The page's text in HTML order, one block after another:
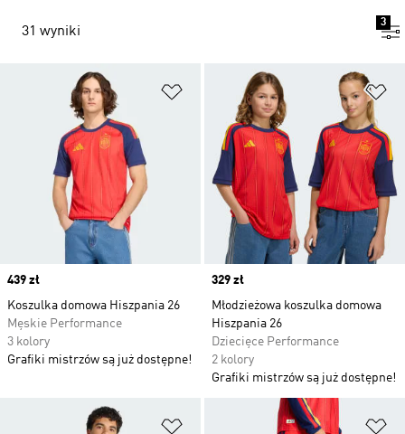
31 wyniki
3
Dodaj do listy życzeń
Price
439 zł
Koszulka domowa Hiszpania 26
Męskie Performance
3 kolory
Grafiki mistrzów są już dostępne!
Price
329 zł
Młodzieżowa koszulka domowa
Hiszpania 26
Dziecięce Performance
2 kolory
Grafiki mistrzów są już dostępne!
Dodaj do listy życzeń